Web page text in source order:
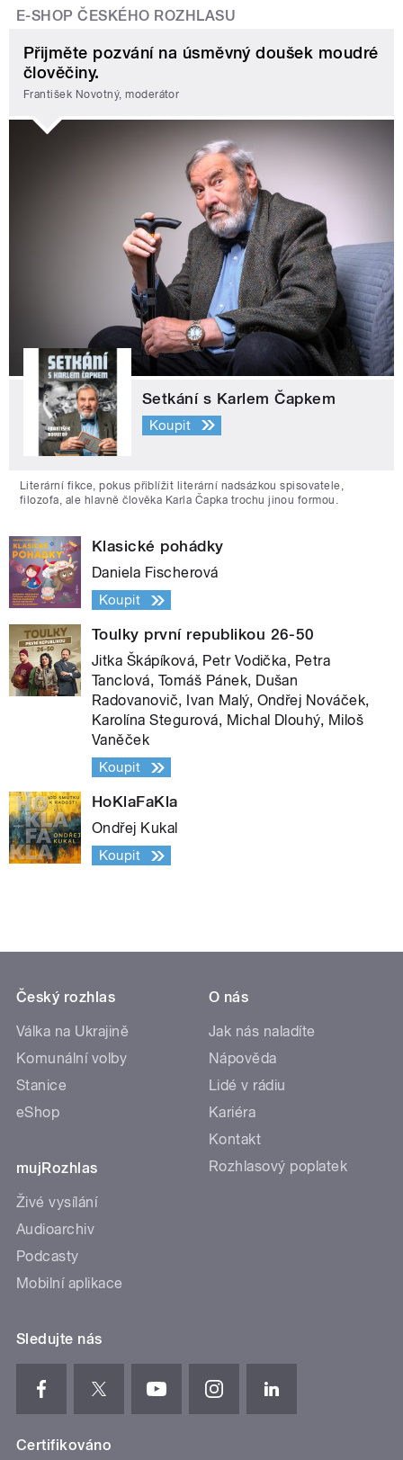
E-SHOP ČESKÉHO ROZHLASU
Přijměte pozvání na úsměvný doušek moudré
člověčiny.
František Novotný, moderátor
Setkání s Karlem Čapkem
Koupit
Literární fikce, pokus přiblížit literární nadsázkou spisovatele,
filozofa, ale hlavně člověka Karla Čapka trochu jinou formou.
Klasické pohádky
Daniela Fischerová
Koupit
Toulky první republikou 26-50
Jitka Škápíková, Petr Vodička, Petra
Tanclová, Tomáš Pánek, Dušan
Radovanovič, Ivan Malý, Ondřej Nováček,
Karolína Stegurová, Michal Dlouhý, Miloš
Vaněček
Koupit
HoKlaFaKla
Ondřej Kukal
Koupit
Český rozhlas
Válka na Ukrajině
Komunální volby
Stanice
eShop
mujRozhlas
Živé vysílání
Audioarchiv
Podcasty
Mobilní aplikace
O nás
Jak nás naladíte
Nápověda
Lidé v rádiu
Kariéra
Kontakt
Rozhlasový poplatek
Sledujte nás
Certifikováno